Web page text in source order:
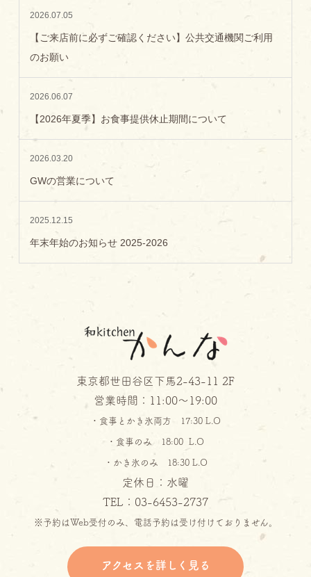
2026.07.05
【ご来店前に必ずご確認ください】公共交通機関ご利用
のお願い
2026.06.07
【2026年夏季】お食事提供休止期間について
2026.03.20
GWの営業について
2025.12.15
年末年始のお知らせ 2025-2026
東京都世田谷区下馬2-43-11 2F
営業時間：11:00～19:00
・食事とかき氷両方 17:30 L.O
・食事のみ 18:00 L.O
・かき氷のみ 18:30 L.O
定休日：水曜
TEL：03-6453-2737
※予約はWeb受付のみ、電話予約は受け付けておりません。
アクセスを詳しく見る